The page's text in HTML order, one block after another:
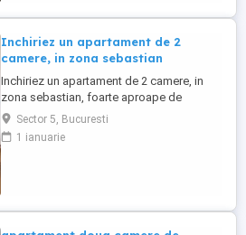
Inchiriez un apartament de 2
camere, in zona sebastian
Inchiriez un apartament de 2 camere, in
zona sebastian, foarte aproape de
mijloacele de transport si magazinele din
zona, este situat la etajul 3, si dispunde
50mp, ma puteti suna pentru mai multe
Sector 5, Bucuresti
1 ianuarie